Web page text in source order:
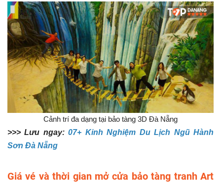
Cảnh trí đa dạng tại bảo tàng 3D Đà Nẵng
>>> Lưu ngay: 07+ Kinh Nghiệm Du Lịch Ngũ Hành
Sơn Đà Nẵng
Giá vé và thời gian mở cửa bảo tàng tranh Art